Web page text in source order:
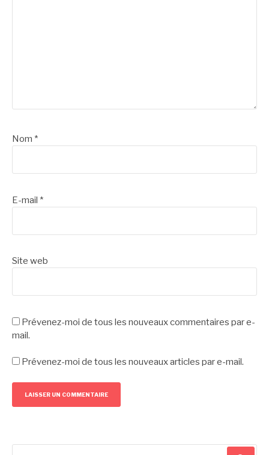
Nom *
E-mail *
Site web
Prévenez-moi de tous les nouveaux commentaires par e-
mail.
Prévenez-moi de tous les nouveaux articles par e-mail.